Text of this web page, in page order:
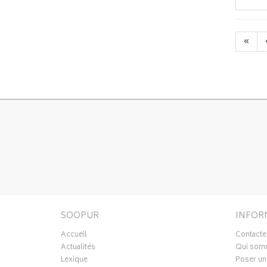
«
SOOPUR
Accueil
Actualités
Lexique
Qui
Poser